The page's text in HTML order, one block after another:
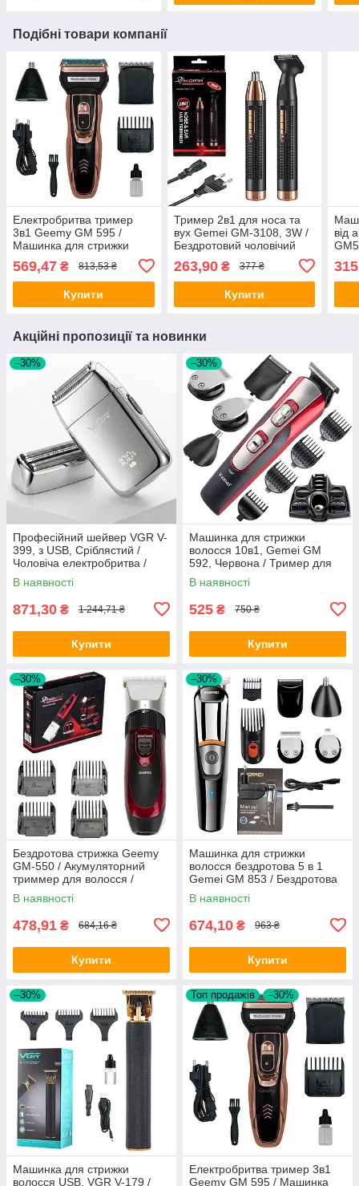
Подібні товари компанії
Електробритва тример
3в1 Geemy GM 595 /
Машинка для стрижки
Акумуляторний тример
для носа
569,47 ₴ 813,53 ₴
Купити
Тример 2в1 для носа та
вух Gemei GM-3108, 3W /
Бездротовий чоловічий
обличчя
263,90₴ 377 ₴
Купити
від
носа
315
Акційні пропозиції та новинки
–30%
Професійний шейвер VGR V-
399, з USB, Сріблястий /
Чоловіча електробритва /
Портативна акумуляторна
бритва
В наявності
871,30 ₴ 1 244,71 ₴
Купити
–30%
Машинка для стрижки
волосся 10в1, Gemei GM
592, Червона / Тример для
стрижки вусів, бороди /
Електробритва
В наявності
525 ₴ 750 ₴
Купити
–30%
Бездротова стрижка Geemy
GM-550 / Акумуляторний
триммер для волосся /
Електробритва з насадками
В наявності
478,91 ₴ 684,16 ₴
Купити
–30%
Машинка для стрижки
волосся бездротова 5 в 1
Gemei GM 853 / Бездротова
машинка для волосся
В наявності
674,10 ₴ 963 ₴
Купити
–30%
Машинка для стрижки
волосся USB, VGR V-179 /
Топ продажів –30%
Електробритва тример 3в1
Geemy GM 595 / Машинка